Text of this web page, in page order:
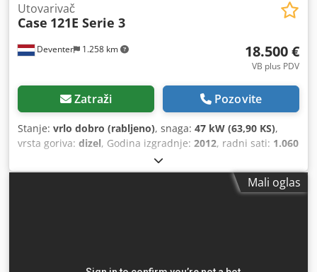
Deventer 1.258 km
Utovarivač
Case 121E Serie 3
18.500 €
VB plus PDV
Zatraži Pozovite
Stanje: vrlo dobro (rabljeno), snaga: 47 kW (63,90 KS),
vrsta goriva: dizel, Godina izgradnje: 2012, radni sati: 1.060
Mali oglas